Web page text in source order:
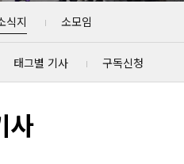
식지 소모임
태그별 기사 구독신청
사